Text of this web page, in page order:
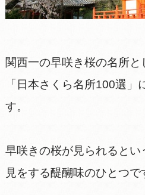
関西一の早咲き桜の名所と
「日本さくら名所100選」
す。
早咲きの桜が見られると
見をする醍醐味のひとつで